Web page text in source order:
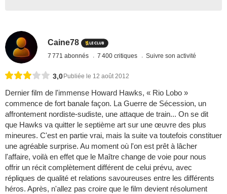
Caine78
7 771 abonnés 7 400 critiques Suivre son activité
3,0 Publiée le 12 août 2012
Dernier film de l'immense Howard Hawks, « Rio Lobo »
commence de fort banale façon. La Guerre de Sécession, un
affrontement nordiste-sudiste, une attaque de train... On se dit
que Hawks va quitter le septième art sur une œuvre des plus
mineures. C'est en partie vrai, mais la suite va toutefois constituer
une agréable surprise. Au moment où l'on est prêt à lâcher
l'affaire, voilà en effet que le Maître change de voie pour nous
offrir un récit complètement différent de celui prévu, avec
répliques de qualité et relations savoureuses entre les différents
héros. Après, n'allez pas croire que le film devient résolument